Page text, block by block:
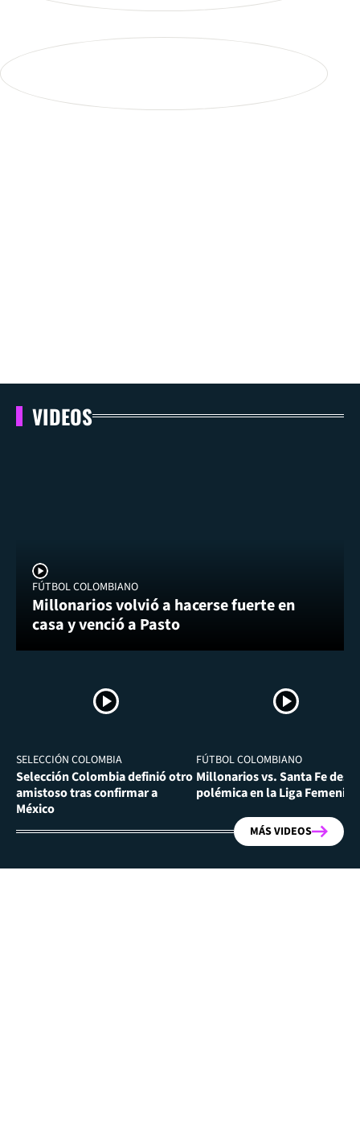
VIDEOS
FÚTBOL COLOMBIANO
Millonarios volvió a hacerse fuerte en
casa y venció a Pasto
SELECCIÓN COLOMBIA
Selección Colombia definió otro
amistoso tras confirmar a
México
FÚTBOL COLOMBIANO
Millonarios vs. Santa Fe
polémica en la Liga Femenina
MÁS VIDEOS